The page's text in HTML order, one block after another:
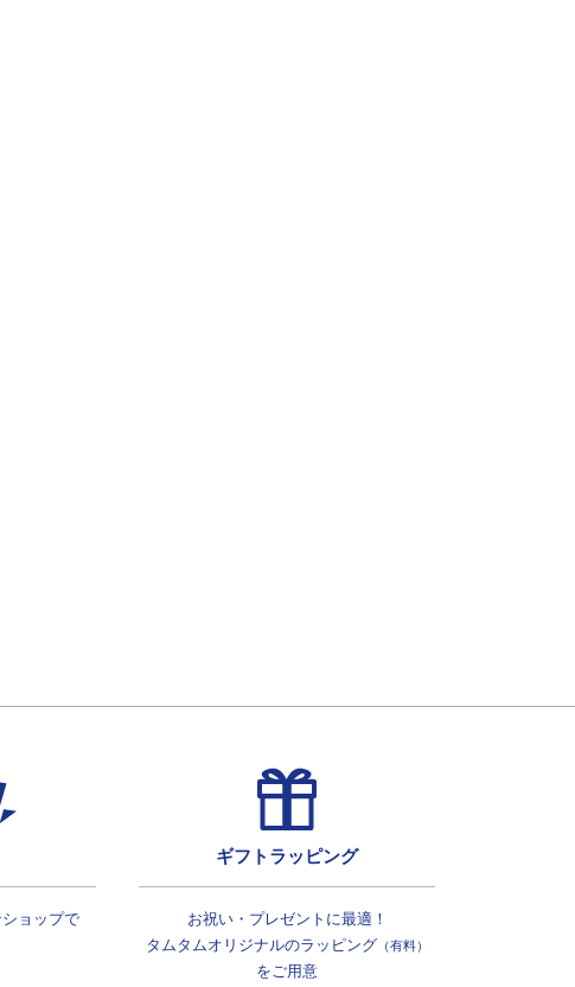
ョップで
ギフトラッピング
お祝い・プレゼントに最適！
タムタムオリジナルのラッピング（有料）
をご用意